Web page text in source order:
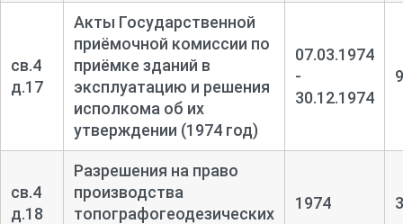
св.4
д.17
Акты Государственной
приёмочной комиссии по
приёмке зданий в
эксплуатацию и решения
исполкома об их
утверждении (1974 год)
07.03.1974
-
30.12.1974
св.4
д.18
Разрешения на право
производства
топографогеодезических
1974